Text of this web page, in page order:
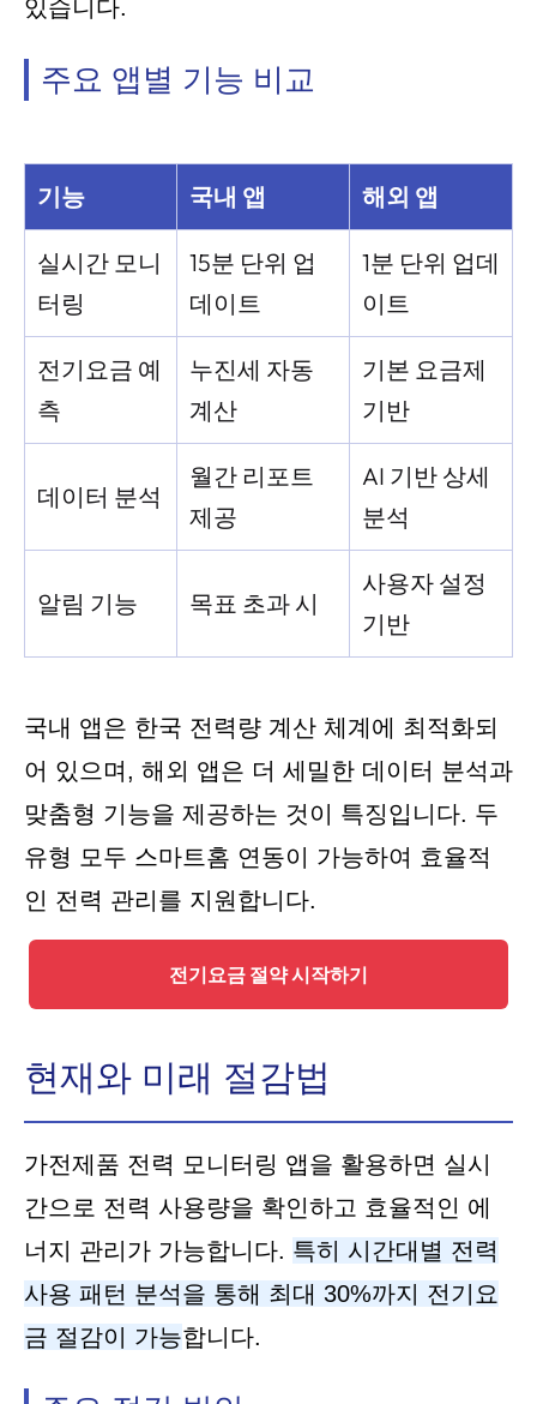
있습니다.
주요 앱별 기능 비교
기능 국내 앱 해외 앱
실시간 모니
터링
15분 단위 업
데이트
1분 단위 업데
이트
전기요금 예
측
누진세 자동
계산
기본 요금제
기반
데이터 분석
월간 리포트
제공
AI 기반 상세
분석
알림 기능 목표 초과 시
사용자 설정
기반
국내 앱은 한국 전력량 계산 체계에 최적화되
어 있으며, 해외 앱은 더 세밀한 데이터 분석과
맞춤형 기능을 제공하는 것이 특징입니다. 두
유형 모두 스마트홈 연동이 가능하여 효율적
인 전력 관리를 지원합니다.
전기요금 절약 시작하기
현재와 미래 절감법
가전제품 전력 모니터링 앱을 활용하면 실시
간으로 전력 사용량을 확인하고 효율적인 에
너지 관리가 가능합니다. 특히 시간대별 전력
사용 패턴 분석을 통해 최대 30%까지 전기요
금 절감이 가능합니다.